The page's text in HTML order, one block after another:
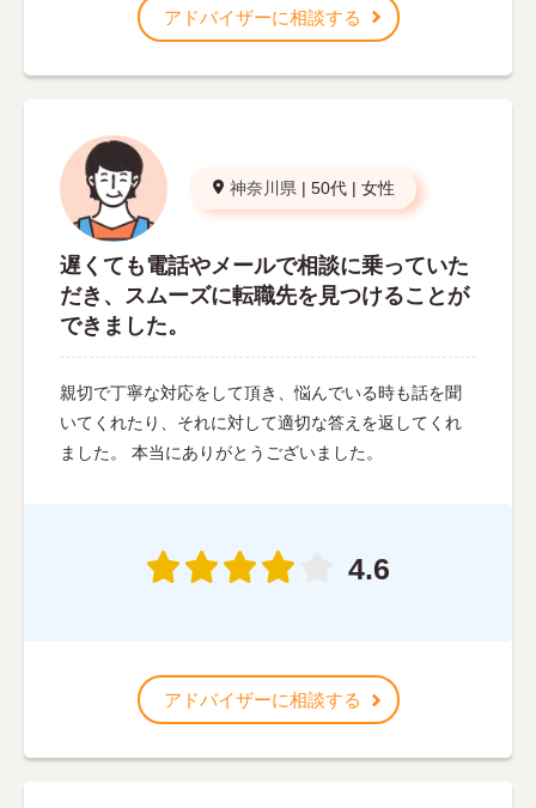
アドバイザーに相談する
神奈川県 | 50代 | 女性
遅くても電話やメールで相談に乗っていた
だき、スムーズに転職先を見つけることが
できました。
親切で丁寧な対応をして頂き、悩んでいる時も話を聞
いてくれたり、それに対して適切な答えを返してくれ
ました。 本当にありがとうございました。
4.6
アドバイザーに相談する